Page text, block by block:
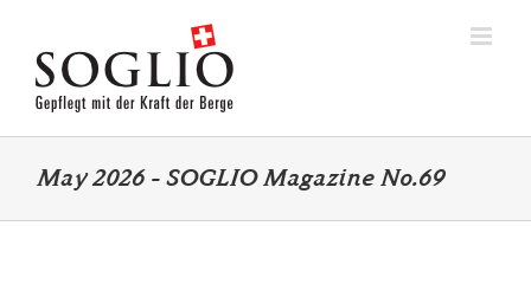
content
May 2026 – SOGLIO Magazine No.69